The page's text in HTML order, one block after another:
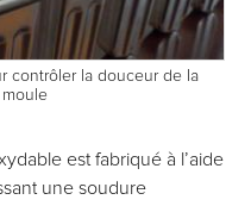
contrôler la douceur de la
est fabriqué à l’aide
une soudure